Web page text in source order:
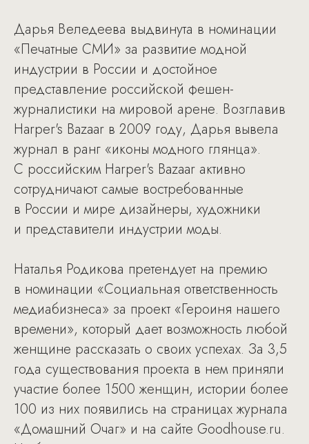
Дарья Веледеева выдвинута в номинации
«Печатные СМИ» за развитие модной
индустрии в России и достойное
представление российской фешен-
журналистики на мировой арене. Возглавив
Harper's Bazaar в 2009 году, Дарья вывела
журнал в ранг «иконы модного глянца».
С российским Harper's Bazaar активно
сотрудничают самые востребованные
в России и мире дизайнеры, художники
и представители индустрии моды.
Наталья Родикова претендует на премию
в номинации «Социальная ответственность
медиабизнеса» за проект «Героиня нашего
времени», который дает возможность любой
женщине рассказать о своих успехах. За 3,5
года существования проекта в нем приняли
участие более 1500 женщин, истории более
100 из них появились на страницах журнала
«Домашний Очаг» и на сайте Goodhouse.ru.